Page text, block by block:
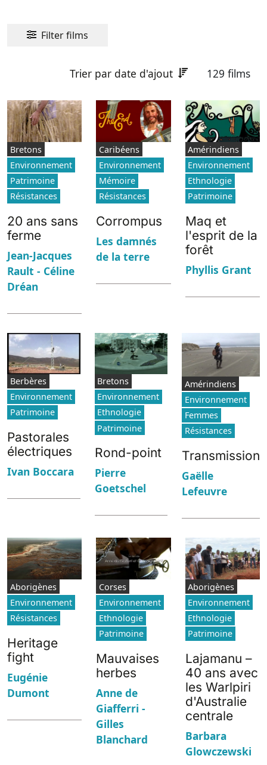
Filter films
Trier par date d'ajout 129 films
Bretons
Environnement
Patrimoine
Résistances
20 ans sans
ferme
Jean-Jacques
Rault - Céline
Dréan
Caribéens
Environnement
Mémoire
Résistances
Corrompus
Les damnés
de la terre
Amérindiens
Environnement
Ethnologie
Patrimoine
Maq et
l'esprit de la
forêt
Phyllis Grant
Berbères
Environnement
Patrimoine
Pastorales
électriques
Ivan Boccara
Bretons
Environnement
Ethnologie
Patrimoine
Rond-point
Pierre
Goetschel
Amérindiens
Environnement
Femmes
Résistances
Transmission
Gaëlle
Lefeuvre
Aborigènes
Environnement
Résistances
Heritage
fight
Eugénie
Dumont
Corses
Environnement
Ethnologie
Patrimoine
Mauvaises
herbes
Anne de
Giafferri -
Gilles
Blanchard
Aborigènes
Environnement
Ethnologie
Patrimoine
Lajamanu –
40 ans avec
les Warlpiri
d'Australie
centrale
Barbara
Glowczewski